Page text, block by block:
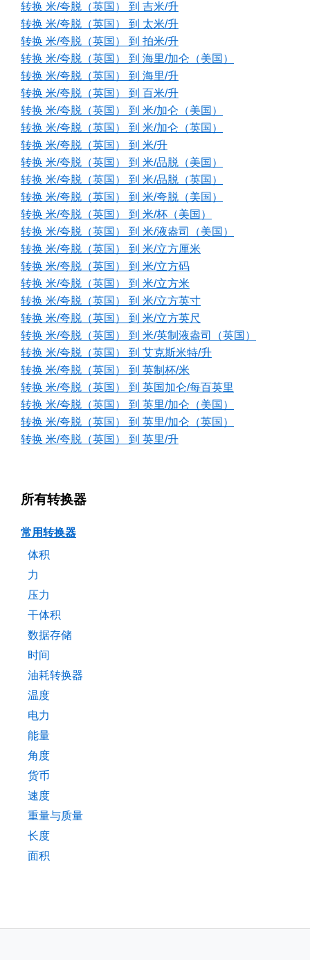
转换 米/夸脱（英国） 到 吉米/升
转换 米/夸脱（英国） 到 太米/升
转换 米/夸脱（英国） 到 拍米/升
转换 米/夸脱（英国） 到 海里/加仑（美国）
转换 米/夸脱（英国） 到 海里/升
转换 米/夸脱（英国） 到 百米/升
转换 米/夸脱（英国） 到 米/加仑（美国）
转换 米/夸脱（英国） 到 米/加仑（英国）
转换 米/夸脱（英国） 到 米/升
转换 米/夸脱（英国） 到 米/品脱（美国）
转换 米/夸脱（英国） 到 米/品脱（英国）
转换 米/夸脱（英国） 到 米/夸脱（美国）
转换 米/夸脱（英国） 到 米/杯（美国）
转换 米/夸脱（英国） 到 米/液盎司（美国）
转换 米/夸脱（英国） 到 米/立方厘米
转换 米/夸脱（英国） 到 米/立方码
转换 米/夸脱（英国） 到 米/立方米
转换 米/夸脱（英国） 到 米/立方英寸
转换 米/夸脱（英国） 到 米/立方英尺
转换 米/夸脱（英国） 到 米/英制液盎司（英国）
转换 米/夸脱（英国） 到 艾克斯米特/升
转换 米/夸脱（英国） 到 英制杯/米
转换 米/夸脱（英国） 到 英国加仑/每百英里
转换 米/夸脱（英国） 到 英里/加仑（美国）
转换 米/夸脱（英国） 到 英里/加仑（英国）
转换 米/夸脱（英国） 到 英里/升
所有转换器
常用转换器
体积
力
压力
干体积
数据存储
时间
油耗转换器
温度
电力
能量
角度
货币
速度
重量与质量
长度
面积